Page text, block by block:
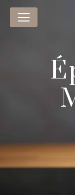
épilation
Panneau de gestion